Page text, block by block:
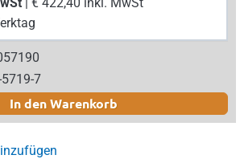
7
In den Warenkorb